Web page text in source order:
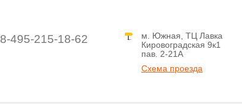
8-495-215-18-62
м. Южная, ТЦ Лавка
Кировоградская 9к1
пав. 2-21A
Схема проезда